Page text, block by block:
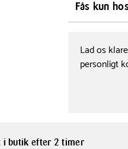
tilbyder
uovertruffen
et strejf af
eller som
Plaiden
Bredde
130 cm
Materialer
Uld
Fås kun
& Kande.
Lad os
personligt
i butik efter 2 timer